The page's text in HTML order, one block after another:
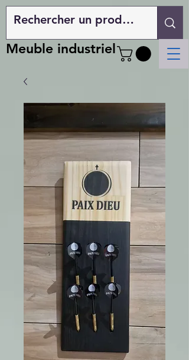
Meuble industriel